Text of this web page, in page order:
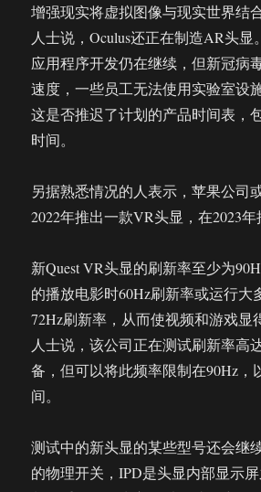
增强现实将虚拟图像与现实世界结
人士说，Oculus还正在制造AR头
应用程序开发仍在继续，但新冠病
速度，一些员工无法使用实验室设
这是否推迟了计划的产品时间表，
时间。
另据熟悉情况的人表示，苹果公司
2022年推出一款VR头显，在2023年
新Quest VR头显的刷新率至少为
的播放电影时60Hz刷新率或运行大
72Hz刷新率，从而使视频和游戏显
人士说，该公司正在测试刷新率高
备，但可以将此频率限制在90Hz，
间。
测试中的新头显的某些型号还会继
的物理开关，IPD是头显内部显示